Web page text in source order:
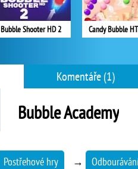
Bubble Shooter HD 2 Candy Bubble
Komentáře (1)
Bubble Academy
Postřehové hry →